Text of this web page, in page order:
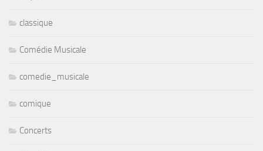
classique
Comédie Musicale
comedie_musicale
comique
Concerts